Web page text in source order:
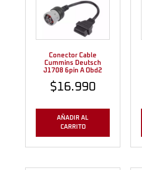
Conector Cable
Cummins Deutsch
J1708 6pin A Obd2
$16.990
AÑADIR AL
CARRITO